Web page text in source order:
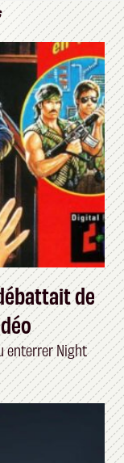
de
enterrer Night